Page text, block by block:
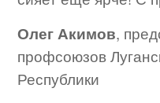
Олег Акимов,
профсоюзов
Республики